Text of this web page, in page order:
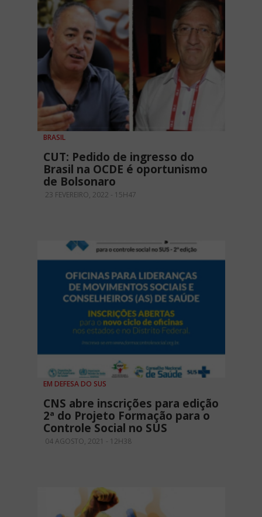
BRASIL
CUT: Pedido de ingresso do
Brasil na OCDE é oportunismo
de Bolsonaro
23 FEVEREIRO, 2022 - 15H47
EM DEFESA DO SUS
CNS abre inscrições para edição
2ª do Projeto Formação para o
Controle Social no SUS
04 AGOSTO, 2021 - 12H38